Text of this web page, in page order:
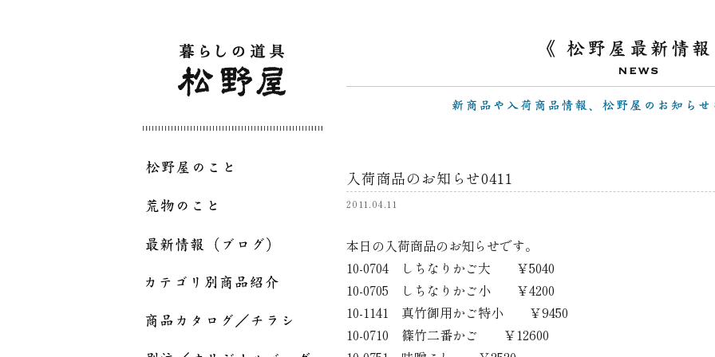
入荷商品のお知らせ0411
2011.04.11
本日の入荷商品のお知らせです。
10-0704 しちなりかご大 ￥5040
10-0705 しちなりかご小 ￥4200
10-1141 真竹御用かご特小 ￥9450
10-0710 篠竹二番かご ￥12600